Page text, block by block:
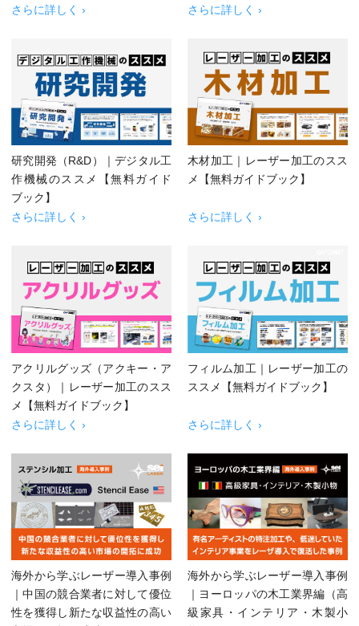
さらに詳しく › さらに詳しく ›
研究開発（R&D）｜デジタル工
作機械のススメ【無料ガイド
ブック】
さらに詳しく ›
木材加工｜レーザー加工のスス
メ【無料ガイドブック】
さらに詳しく ›
アクリルグッズ（アクキー・ア
クスタ）｜レーザー加工のスス
メ【無料ガイドブック】
さらに詳しく ›
フィルム加工｜レーザー加工の
ススメ【無料ガイドブック】
さらに詳しく ›
海外から学ぶレーザー導入事例
｜中国の競合業者に対して優位
性を獲得し新たな収益性の高い
海外から学ぶレーザー導入事例
｜ヨーロッパの木工業界編（高
級家具・インテリア・木製小